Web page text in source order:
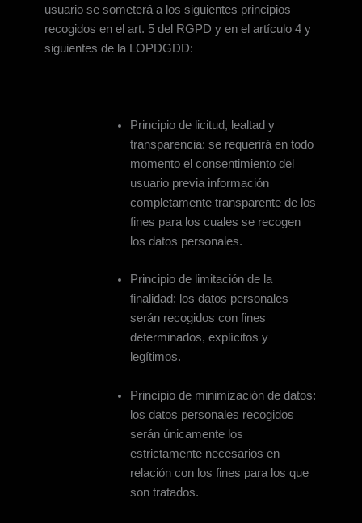
usuario se someterá a los siguientes principios
recogidos en el art. 5 del RGPD y en el artículo 4 y
siguientes de la LOPDGDD:
Principio de licitud, lealtad y
transparencia: se requerirá en todo
momento el consentimiento del
usuario previa información
completamente transparente de los
fines para los cuales se recogen
los datos personales.
Principio de limitación de la
finalidad: los datos personales
serán recogidos con fines
determinados, explícitos y
legítimos.
Principio de minimización de datos:
los datos personales recogidos
serán únicamente los
estrictamente necesarios en
relación con los fines para los que
son tratados.